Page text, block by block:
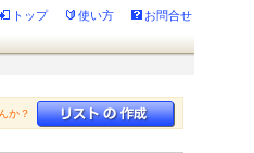
トップ 使い方 お問合せ
か？